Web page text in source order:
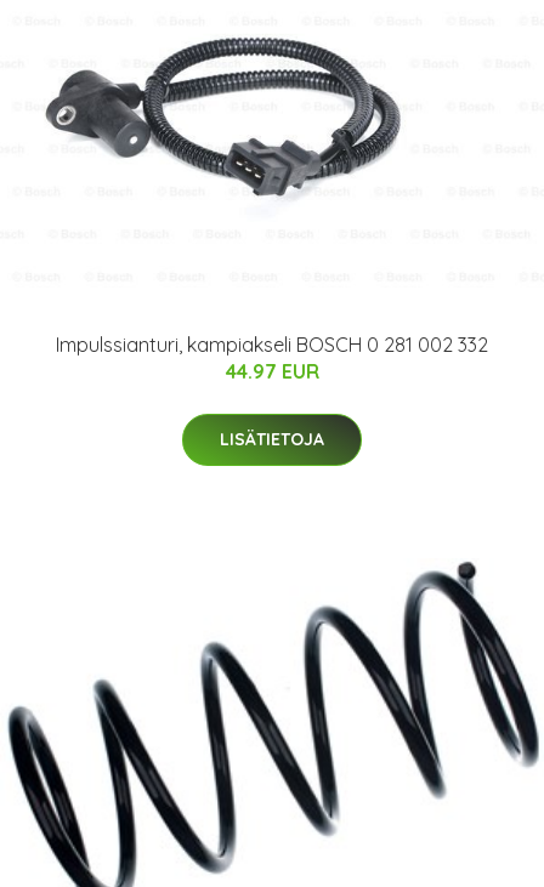
Impulssianturi, kampiakseli BOSCH 0 281 002 332
44.97 EUR
LISÄTIETOJA